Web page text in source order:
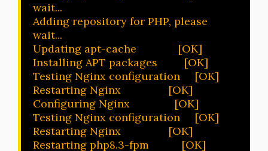
wait...
Adding repository for PHP, please
wait...
Updating apt-cache              [OK]
Installing APT packages         [OK]
Testing Nginx configuration     [OK]
Restarting Nginx                [OK]
Configuring Nginx               [OK]
Testing Nginx configuration     [OK]
Restarting Nginx                [OK]
Restarting php8.3-fpm           [OK]